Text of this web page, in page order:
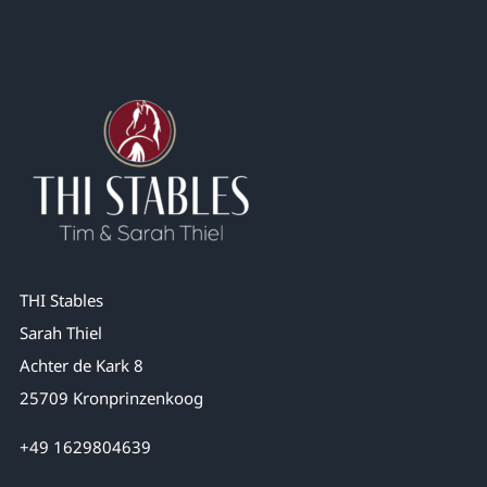
THI Stables
Sarah Thiel
Achter de Kark 8
25709 Kronprinzenkoog
+49 1629804639